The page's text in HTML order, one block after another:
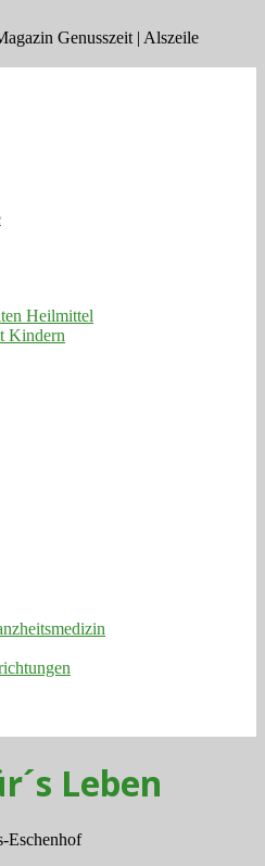
Genusszeit | Alszeile
Heilmittel
Kindern
Leben